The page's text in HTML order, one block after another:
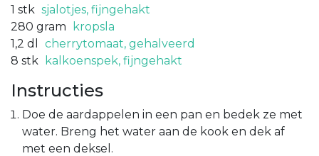
1 stk sjalotjes, fijngehakt
280 gram
kropsla
1,2 dl
cherrytomaat, gehalveerd
8 stk kalkoenspek, fijngehakt
Instructies
Doe de aardappelen in een pan en bedek ze met
water. Breng het water aan de kook en dek af
met een deksel.